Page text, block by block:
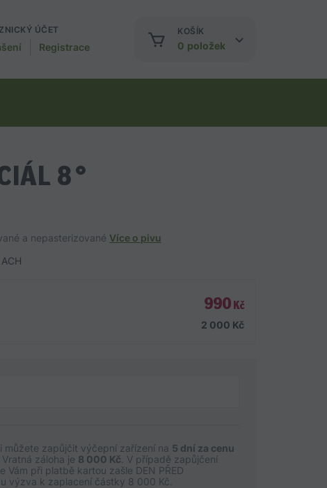
ÚČET
Registrace
KOŠÍK
0 položek
8°
a nepasterizované Více o pivu
990 Kč
2 000 Kč
můžete zapůjčit výčepní zařízení na 5 dní za cenu
. Vratná záloha je 8 000 Kč . V případě zapůjčení
Vám při platbě kartou zašle DEN PŘED
výzva k zaplacení částky 8 000 Kč.